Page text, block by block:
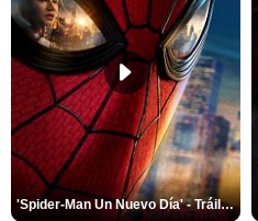
'Spider-Man Un Nuevo Día' - Tráiler oficial subtitulado